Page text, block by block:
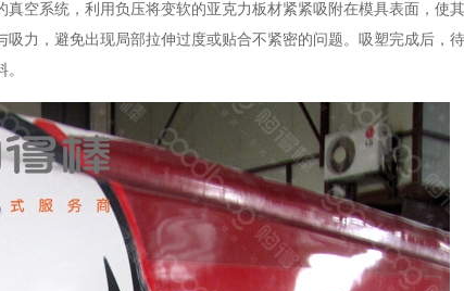
空系统，利用负压将变软的亚克力板材紧紧吸附在模具表面，使
力，避免出现局部拉伸过度或贴合不紧密的问题。吸塑完成后，待